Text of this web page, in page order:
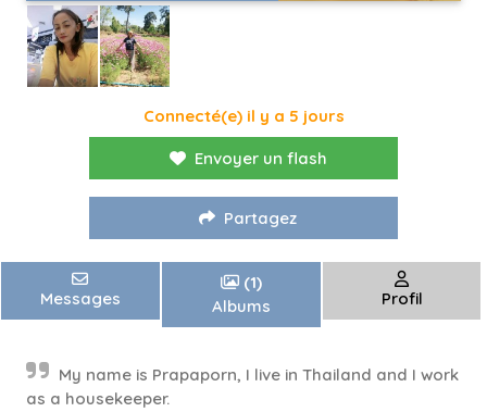
Connecté(e) il y a 5 jours
Envoyer un flash
Partagez
Messages
(1)
Albums
Profil
My name is Prapaporn, I live in Thailand and I work
as a housekeeper.